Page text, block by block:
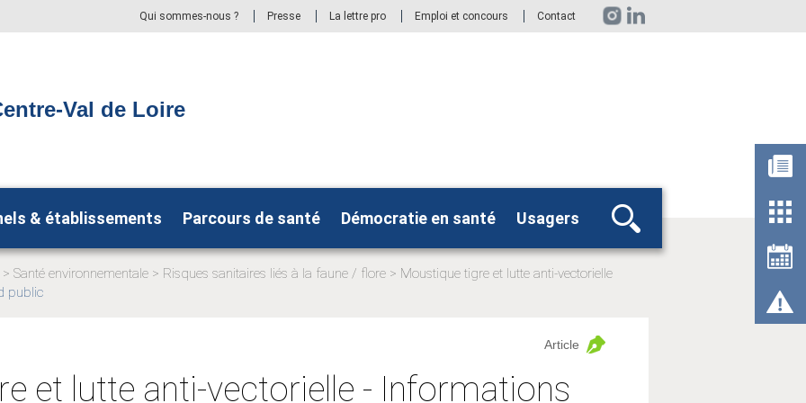
Qui sommes-nous ? Presse La lettre pro Emploi et concours Contact
Val de Loire
& établissements Parcours de santé Démocratie en santé Usagers
Rechercher
Santé environnementale Risques sanitaires liés à la faune / flore Moustique tigre et lutte anti-vectorielle
public
et lutte anti-vectorielle - Informations
Article